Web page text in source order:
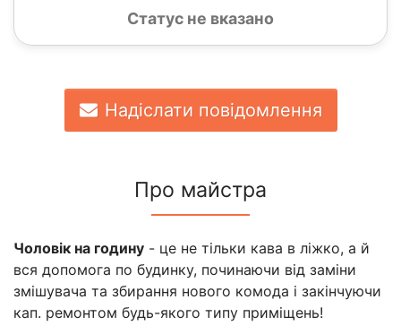
Статус не вказано
Надіслати повідомлення
Про майстра
Чоловік на годину - це не тільки кава в ліжко, а й
вся допомога по будинку, починаючи від заміни
змішувача та збирання нового комода і закінчуючи
кап. ремонтом будь-якого типу приміщень!